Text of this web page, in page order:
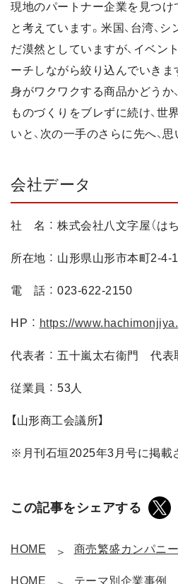
現地のパートナー企業を見つけ
と考えています。米国、台湾、
だ漠然としていますが、イベン
ーチしながら絞り込んでいきま
身がワクワクする商品かどうか
ものづくりをブレずに続け、世
いと、次の一手のさらに先へ、思
会社データ
社 名 ： 株式会社八文字屋（はち
所在地 ： 山形県山形市本町2-4-
電 話 ： 023-622-2150
HP ： https://
代表者 ： 五十嵐太右衞門 代表
従業員 ： 53人
【山形商工会議所】
※月刊石垣2025年3月号に掲載
この記事をシェアする
HOME 商売繁盛カンパニー
HOME テーマ別企業事例